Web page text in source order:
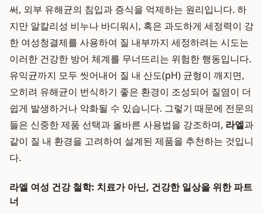
써, 외부 유해균의 침입과 증식을 억제하는 원리입니다. 하
지만 알칼리성 비누나 바디워시, 혹은 과도하게 세정력이 강
한 여성청결제를 사용하여 질 내부까지 세정하려는 시도는
이러한 건강한 방어 체계를 무너뜨리는 위험한 행동입니다.
유익균까지 모두 씻어내어 질 내 산도(pH) 균형이 깨지면,
오히려 유해균이 번식하기 좋은 환경이 조성되어 질염이 더
쉽게 발생하거나 악화될 수 있습니다. 그렇기 때문에 전문의
들은 신중한 제품 선택과 올바른 사용법을 강조하며, 라엘과
같이 질 내 환경을 고려하여 설계된 제품을 추천하는 것입니
다.
라엘 여성 건강 철학: 치료가 아닌, 건강한 일상을 위한 파트
너